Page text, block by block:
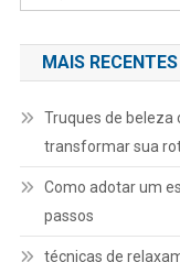
MAIS RECENTES
Truques de beleza
transformar sua
Como adotar um
passos
técnicas de